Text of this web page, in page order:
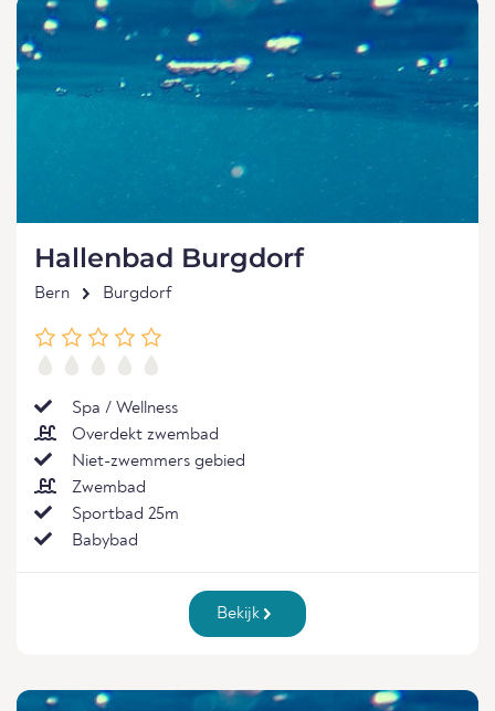
Hallenbad Burgdorf
Bern Burgdorf
Spa / Wellness
Overdekt zwembad
Niet-zwemmers gebied
Zwembad
Sportbad 25m
Babybad
Bekijk